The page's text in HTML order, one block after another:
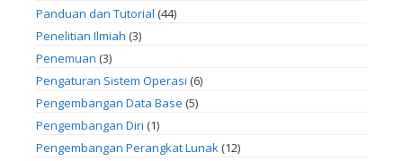
Panduan dan Tutorial (44)
Penelitian Ilmiah (3)
Penemuan (3)
Pengaturan Sistem Operasi (6)
Pengembangan Data Base (5)
Pengembangan Diri (1)
Pengembangan Perangkat Lunak (12)